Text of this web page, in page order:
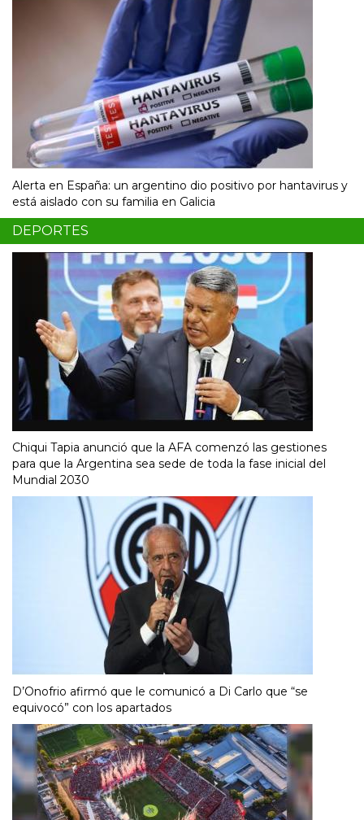
Alerta en España: un argentino dio positivo por hantavirus y
está aislado con su familia en Galicia
DEPORTES
Chiqui Tapia anunció que la AFA comenzó las gestiones
para que la Argentina sea sede de toda la fase inicial del
Mundial 2030
D’Onofrio afirmó que le comunicó a Di Carlo que “se
equivocó” con los apartados